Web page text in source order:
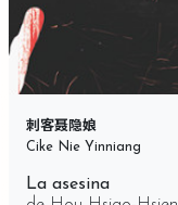
刺客聂隐娘
Cike Nie Yinniang
La asesina